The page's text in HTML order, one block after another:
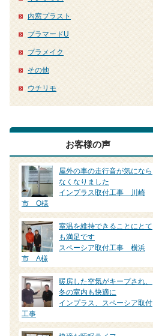
内窓プラスト
プラマードU
プラメイク
その他
ウチリモ
お客様の声
屋外の車の走行音が気になら
なくなりました
インプラス取付工事 川崎
市 O様
室温を維持できることにとて
も満足です
スペーシア取付工事 横浜
市 A様
暖房した空気がキープされ、
冬の室内も快適に
インプラス、スペーシア取付
工事